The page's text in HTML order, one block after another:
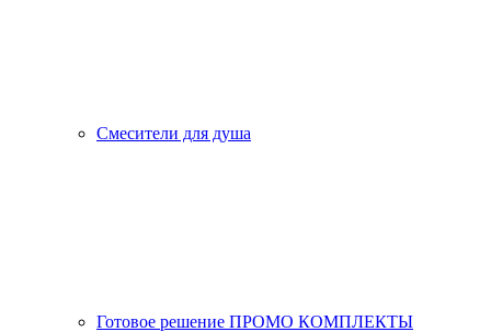
Смесители для душа
Готовое решение ПРОМО КОМПЛЕКТЫ